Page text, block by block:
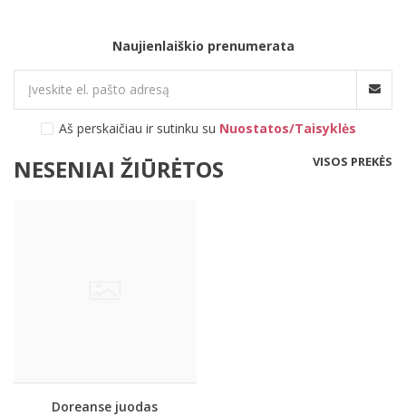
Naujienlaiškio prenumerata
Aš perskaičiau ir sutinku su Nuostatos/Taisyklės
NESENIAI ŽIŪRĖTOS VISOS PREKĖS
Doreanse juodas